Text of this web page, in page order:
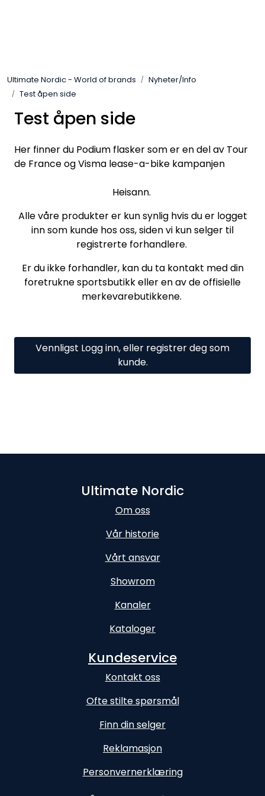
Ultimate Nordic - World of brands
Nyheter/Info
Test åpen side
Test åpen side
Her finner du Podium flasker som er en del av Tour
de France og Visma lease-a-bike kampanjen
Heisann.
Alle våre produkter er kun synlig hvis du er logget
inn som kunde hos oss, siden vi kun selger til
registrerte forhandlere.
Er du ikke forhandler, kan du ta kontakt med din
foretrukne sportsbutikk eller en av de offisielle
merkevarebutikkene.
Vennligst Logg inn, eller registrer deg som
kunde.
Ultimate Nordic
Om oss
Vår historie
Vårt ansvar
Showrom
Kanaler
Kataloger
Kundeservice
Kontakt oss
Ofte stilte spørsmål
Finn din selger
Reklamasjon
Personvernerklæring
Nyheter/Info
Mediaportalen